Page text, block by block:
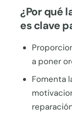
¿Por qué
es clave
a poner
Fomenta